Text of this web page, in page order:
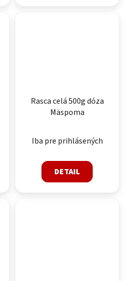
Rasca celá 500g dóza
Mäspoma
Iba pre prihlásených
DETAIL